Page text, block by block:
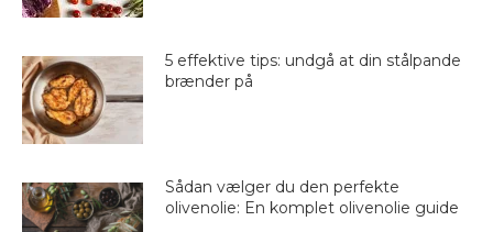
5 effektive tips: undgå at din stålpande
brænder på
Sådan vælger du den perfekte
olivenolie: En komplet olivenolie guide